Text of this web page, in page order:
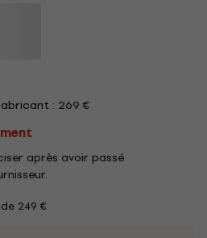
: 269 €
après avoir passé
249 €